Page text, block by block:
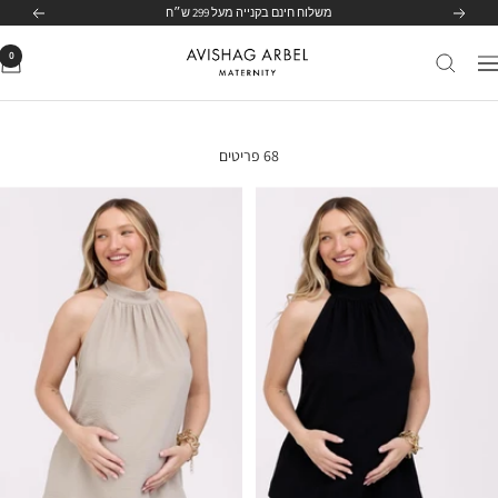
הקודם משלוח חינם בקנייה מעל 299 ש״ח הבא
ניווט
Avishag
0
68 פריטים